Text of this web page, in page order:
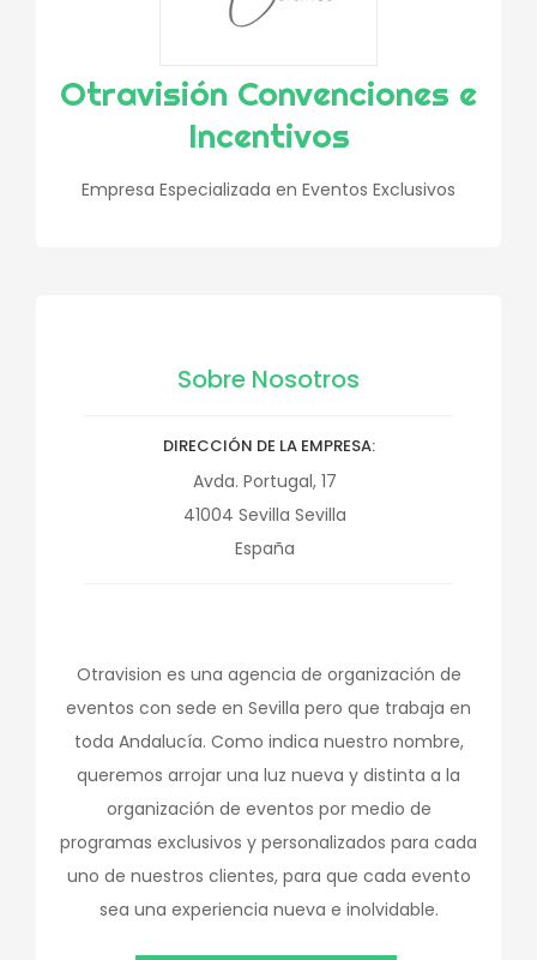
Otravisión Convenciones e
Incentivos
Empresa Especializada en Eventos Exclusivos
Sobre Nosotros
DIRECCIÓN DE LA EMPRESA
Avda. Portugal, 17
41004 Sevilla Sevilla
España
Otravision es una agencia de organización de
eventos con sede en Sevilla pero que trabaja en
toda Andalucía. Como indica nuestro nombre,
queremos arrojar una luz nueva y distinta a la
organización de eventos por medio de
programas exclusivos y personalizados para cada
uno de nuestros clientes, para que cada evento
sea una experiencia nueva e inolvidable.